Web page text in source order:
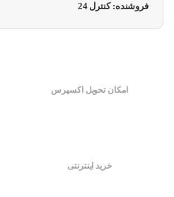
فروشنده: کنترل 24
امکان تحویل اکسپرس
خرید اینترنتی